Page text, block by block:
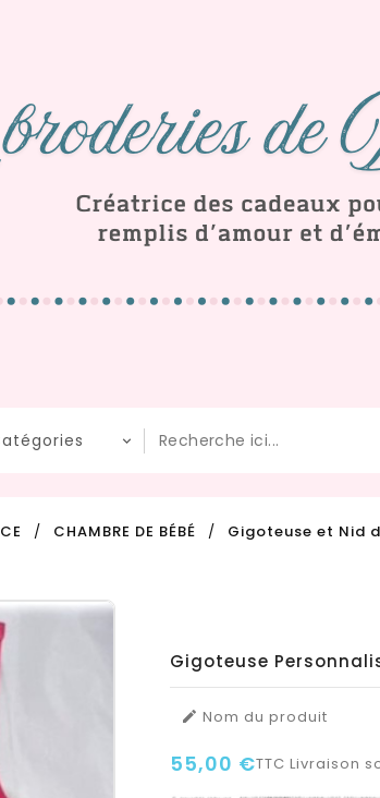
CHAMBRE DE BÉBÉ Gigoteuse et Nid
Gigoteuse
 Nom du produit
55,00 €TTC Livraison